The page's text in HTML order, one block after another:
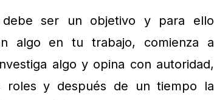
debe ser un objetivo y para ello
algo en tu trabajo, comienza a
algo y opina con autoridad,
roles y después de un tiempo la